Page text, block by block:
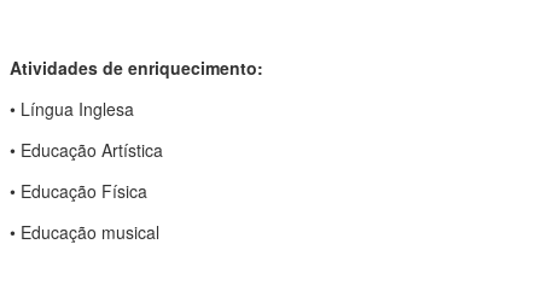
Atividades de enriquecimento:
• Língua Inglesa
• Educação Artística
• Educação Física
• Educação musical